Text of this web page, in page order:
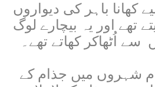
کھانا باہر کی دیواروں
تھے اور یہ بیچارے لوگ
سے اُٹھاکر کھاتے تھے۔
شہروں میں جذام کے